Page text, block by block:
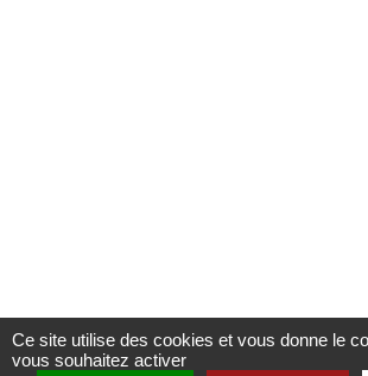
Ce site utilise des cookies et vous donne le
vous souhaitez activer